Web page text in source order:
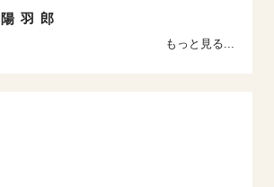
陽 羽 郎
もっと見る...